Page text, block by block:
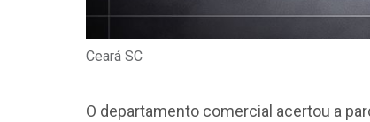
Ceará SC
O departamento comercial acertou a